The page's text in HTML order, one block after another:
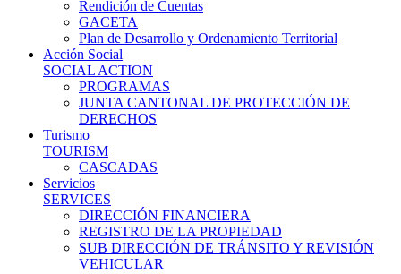
Rendición de Cuentas
GACETA
Plan de Desarrollo y Ordenamiento Territorial
Acción Social
SOCIAL ACTION
PROGRAMAS
JUNTA CANTONAL DE PROTECCIÓN DE
DERECHOS
Turismo
TOURISM
CASCADAS
Servicios
SERVICES
DIRECCIÓN FINANCIERA
REGISTRO DE LA PROPIEDAD
SUB DIRECCIÓN DE TRÁNSITO Y REVISIÓN
VEHICULAR